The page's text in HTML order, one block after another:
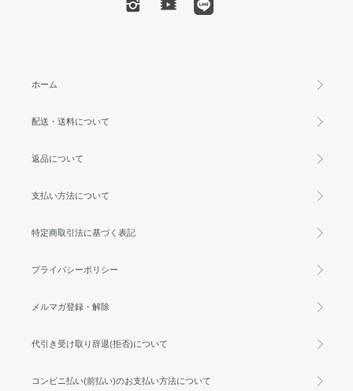
ホーム
配送・送料について
返品について
支払い方法について
特定商取引法に基づく表記
プライバシーポリシー
メルマガ登録・解除
代引き受け取り辞退(拒否)について
コンビニ払い(前払い)のお支払い方法について